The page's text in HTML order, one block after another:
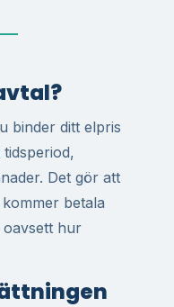
binder ditt elpris
Det gör att
betala
oavsett hur